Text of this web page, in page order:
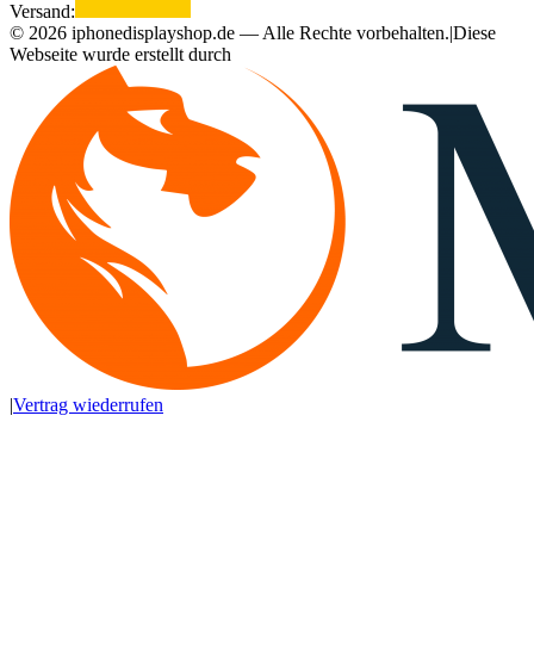
Versand:
© 2026 iphonedisplayshop.de — Alle Rechte vorbehalten.|Diese
Webseite wurde erstellt durch
|Vertrag wiederrufen